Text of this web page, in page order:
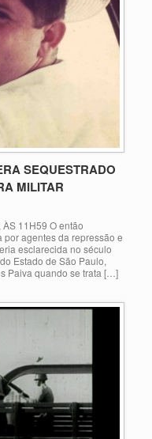
SEQUESTRADO
MILITAR
11H59 O então
agentes da repressão e
esclarecida no século
Estado de São Paulo,
Paiva quando se trata […]